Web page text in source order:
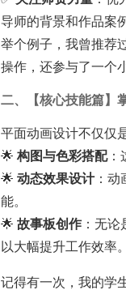
导师的背景和作品案
举个例子，我曾推荐
操作，还参与了一个
二、【核心技能篇】
平面动画设计不仅仅
🌟 构图与色彩搭配：
🌟 动态效果设计：动
能。
🌟 故事板创作 ：无
以大幅提升工作效率。
记得有一次，我的学